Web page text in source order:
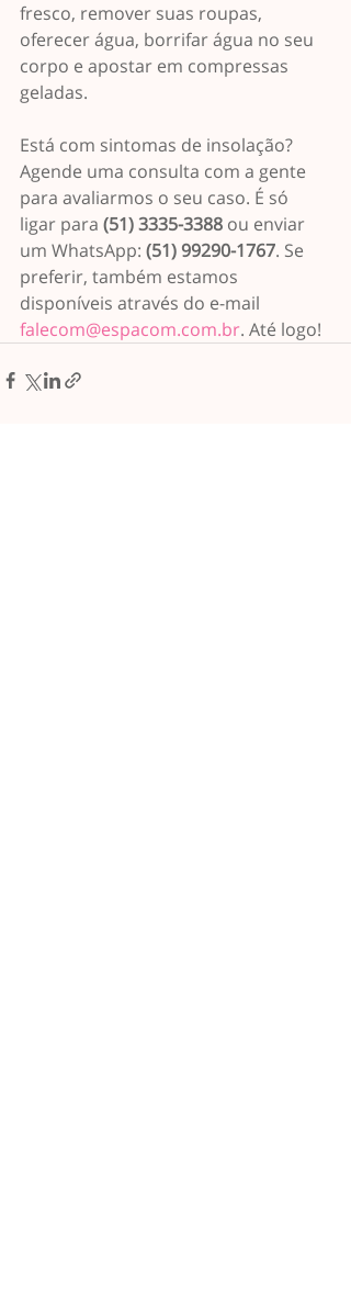
fresco, remover suas roupas,
oferecer água, borrifar água no seu
corpo e apostar em compressas
geladas.
Está com sintomas de insolação?
Agende uma consulta com a gente
para avaliarmos o seu caso. É só
ligar para (51) 3335-3388 ou enviar
um WhatsApp: (51) 99290-1767. Se
preferir, também estamos
disponíveis através do e-mail
falecom@espacom.com.br. Até logo!